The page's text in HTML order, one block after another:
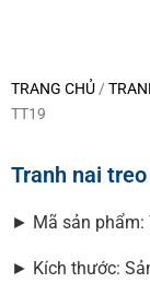
TRANG CHỦ/
TT19
Tranh nai
► Mã sản phẩm:
► Kích thước: